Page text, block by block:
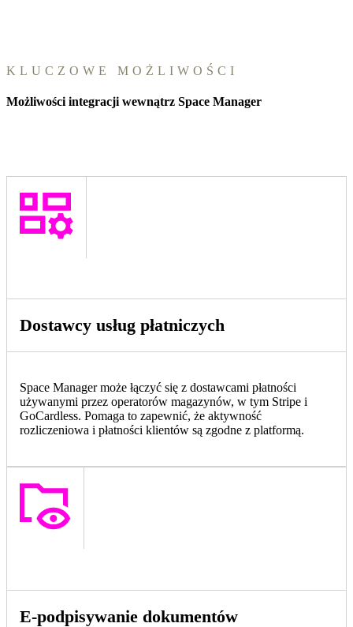
KLUCZOWE MOŻLIWOŚCI
Możliwości integracji wewnątrz Space Manager
Dostawcy usług płatniczych
Space Manager może łączyć się z dostawcami płatności
używanymi przez operatorów magazynów, w tym Stripe i
GoCardless. Pomaga to zapewnić, że aktywność
rozliczeniowa i płatności klientów są zgodne z platformą.
E-podpisywanie dokumentów